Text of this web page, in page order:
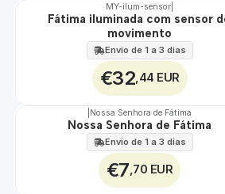
🇵🇹
EXCLUSIVO
MY-ilum-sensor
Fátima iluminada com sensor
movimento
Envio de 1 a 3 dias
€32 ,44 EUR
Nossa Senhora de Fátima
Nossa Senhora de Fátima
Envio de 1 a 3 dias
€7 ,70 EUR